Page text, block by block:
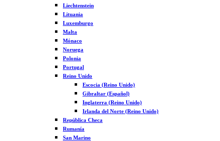
Liechtenstein
Lituania
Luxemburgo
Malta
Mónaco
Noruega
Polonia
Portugal
Reino Unido
Escocia (Reino Unido)
Gibraltar (Español)
Inglaterra (Reino Unido)
Irlanda del Norte (Reino Unido)
República Checa
Rumanía
San Marino